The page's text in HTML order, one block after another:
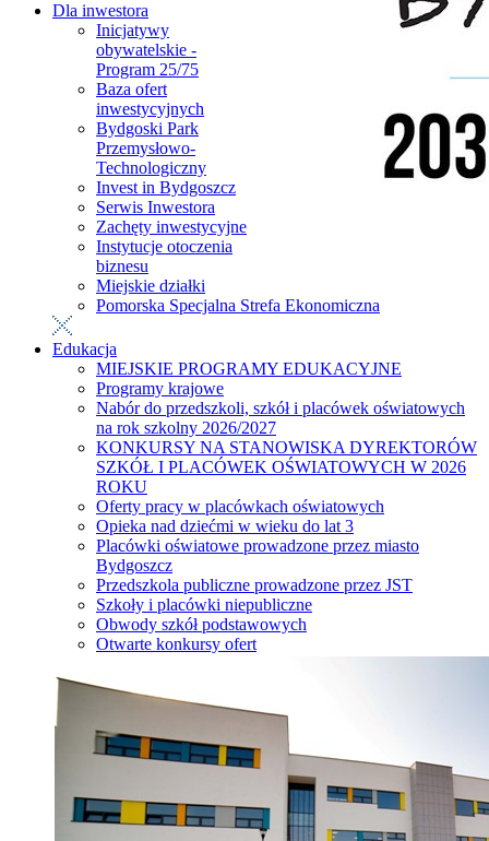
Dla inwestora
Inicjatywy
obywatelskie -
Program 25/75
Baza ofert
inwestycyjnych
Bydgoski Park
Przemysłowo-
Technologiczny
Invest in Bydgoszcz
Serwis Inwestora
Zachęty inwestycyjne
Instytucje otoczenia
biznesu
Miejskie działki
Pomorska Specjalna Strefa Ekonomiczna
Edukacja
MIEJSKIE PROGRAMY EDUKACYJNE
Programy krajowe
Nabór do przedszkoli, szkół i placówek oświatowych
na rok szkolny 2026/2027
KONKURSY NA STANOWISKA DYREKTORÓW
SZKÓŁ I PLACÓWEK OŚWIATOWYCH W 2026
ROKU
Oferty pracy w placówkach oświatowych
Opieka nad dziećmi w wieku do lat 3
Placówki oświatowe prowadzone przez miasto
Bydgoszcz
Przedszkola publiczne prowadzone przez JST
Szkoły i placówki niepubliczne
Obwody szkół podstawowych
Otwarte konkursy ofert